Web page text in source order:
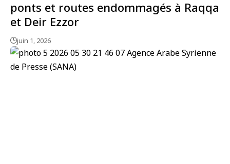
ponts et routes endommagés à Raqqa
et Deir Ezzor
juin 1, 2026